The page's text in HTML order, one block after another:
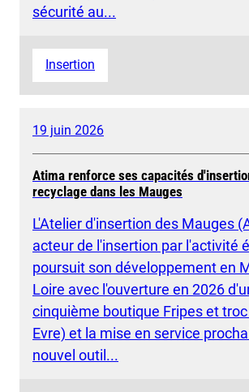
sécurité au...
Insertion
19 juin 2026
Atima renforce ses capacités
recyclage dans les Mauges
L'Atelier d'insertion des Mauges
acteur de l'insertion par l'activité
poursuit son développement en
Loire avec l'ouverture en 2026
cinquième boutique Fripes et
Evre) et la mise en service
nouvel outil...